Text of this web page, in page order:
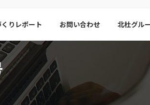
りレポート お問い合わせ 北杜グル